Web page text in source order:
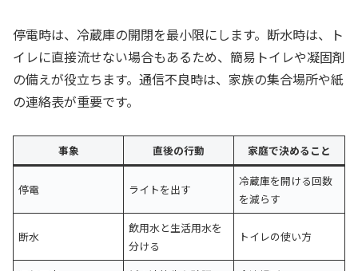
停電時は、冷蔵庫の開閉を最小限にします。断水時は、ト
イレに直接流せない場合もあるため、簡易トイレや凝固剤
の備えが役立ちます。通信不良時は、家族の集合場所や紙
の連絡表が重要です。
事象 直後の行動 家庭で決めること
停電 ライトを出す
冷蔵庫を開ける回数
を減らす
断水
飲用水と生活用水を
分ける
トイレの使い方